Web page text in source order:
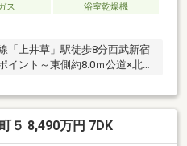
ス
浴室乾燥機
上井草」駅徒歩8分西武新宿
イント～東側約8.0ｍ公道×北側
備・仕様～・間取り2SLDKか
発電システム・浴室換気乾燥
（リビングダイニング）・オ
便座付）・各居室収納、床下
５ 8,490万円 7DK